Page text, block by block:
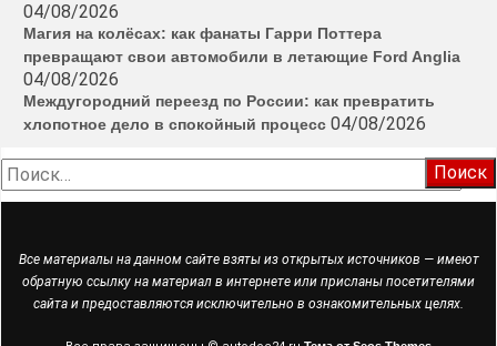
04/08/2026
Магия на колёсах: как фанаты Гарри Поттера
превращают свои автомобили в летающие Ford Anglia
04/08/2026
Междугородний переезд по России: как превратить
хлопотное дело в спокойный процесс 04/08/2026
Найти:
Все материалы на данном сайте взяты из открытых источников — имеют
обратную ссылку на материал в интернете или присланы посетителями
сайта и предоставляются исключительно в ознакомительных целях.